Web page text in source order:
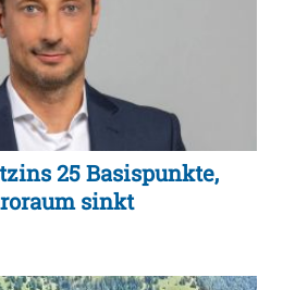
25 Basispunkte,
sinkt